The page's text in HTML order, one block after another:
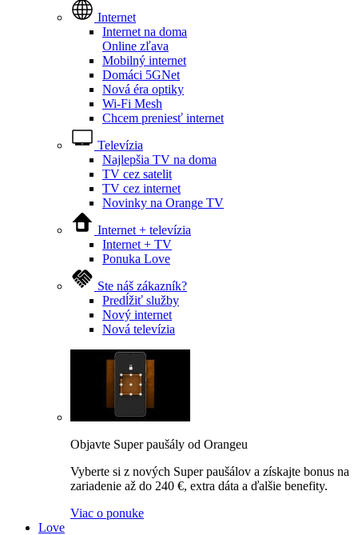
Internet
Internet na doma
Online zľava
Mobilný internet
Domáci 5GNet
Nová éra optiky
Wi-Fi Mesh
Chcem preniesť internet
Televízia
Najlepšia TV na doma
TV cez satelit
TV cez internet
Novinky na Orange TV
Internet + televízia
Internet + TV
Ponuka Love
Ste náš zákazník?
Predĺžiť služby
Nový internet
Nová televízia
Objavte Super paušály od Orangeu
Vyberte si z nových Super paušálov a získajte bonus na
zariadenie až do 240 €, extra dáta a ďalšie benefity.
Viac o ponuke
Love